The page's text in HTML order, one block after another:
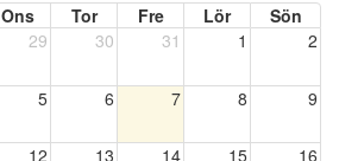
Ons Tor Fre Lör
Sön
29 30 31 1 2
5 6 7 8 9
12 13 14 15 16